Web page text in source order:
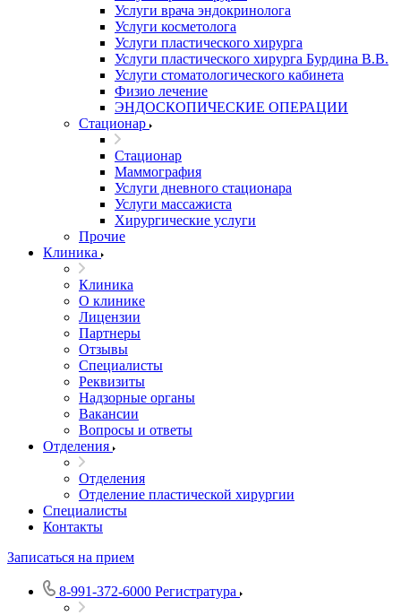
Услуги врача эндокринолога
Услуги косметолога
Услуги пластического хирурга
Услуги пластического хирурга Бурдина В.В.
Услуги стоматологического кабинета
Физио лечение
ЭНДОСКОПИЧЕСКИЕ ОПЕРАЦИИ
Стационар
Стационар
Маммография
Услуги дневного стационара
Услуги массажиста
Хирургические услуги
Прочие
Клиника
Клиника
О клинике
Лицензии
Партнеры
Отзывы
Специалисты
Реквизиты
Надзорные органы
Вакансии
Вопросы и ответы
Отделения
Отделения
Отделение пластической хирургии
Специалисты
Контакты
Записаться на прием
8-991-372-6000 Регистратура